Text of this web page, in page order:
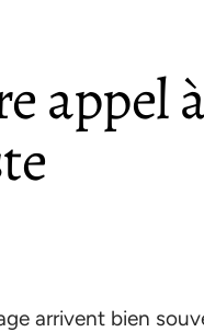
appel
arrivent bien